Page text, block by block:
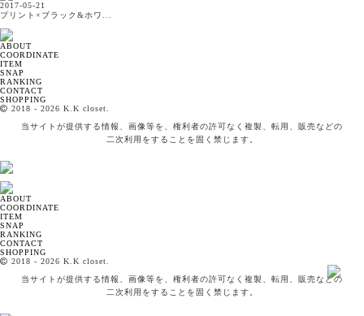
2017-05-21
プリント×ブラック&ホワ...
ABOUT
COORDINATE
ITEM
SNAP
RANKING
CONTACT
SHOPPING
2018 - 2026 K.K closet.
当サイトが提供する情報、画像等を、権利者の許可なく複製、転用、販売などの
二次利用をすることを固く禁じます。
ABOUT
COORDINATE
ITEM
SNAP
RANKING
CONTACT
SHOPPING
2018 - 2026 K.K closet.
当サイトが提供する情報、画像等を、権利者の許可なく複製、転用、販売などの
二次利用をすることを固く禁じます。